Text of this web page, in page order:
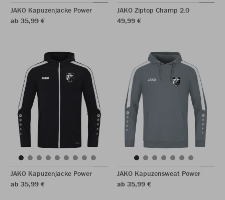
JAKO Kapuzenjacke Power
ab 35,99 €
JAKO Ziptop Champ 2.0
49,99 €
JAKO Kapuzenjacke Power
ab 35,99 €
JAKO Kapuzensweat Power
ab 35,99 €